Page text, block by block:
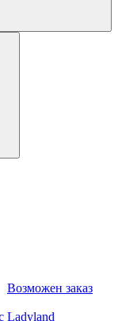
Возможен заказ
Ladyland